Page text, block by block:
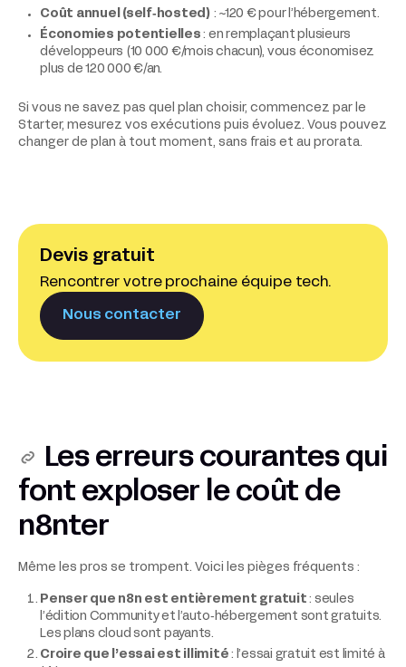
Coût annuel (self‑hosted) : ~120 € pour l’hébergement.
Économies potentielles : en remplaçant plusieurs
développeurs (10 000 €/mois chacun), vous économisez
plus de 120 000 €/an.
Si vous ne savez pas quel plan choisir, commencez par le
Starter, mesurez vos exécutions puis évoluez. Vous pouvez
changer de plan à tout moment, sans frais et au prorata.
Devis gratuit
Rencontrer votre prochaine équipe tech.
Nous contacter
Les erreurs courantes qui
font exploser le coût de
n8nter
Même les pros se trompent. Voici les pièges fréquents :
Penser que n8n est entièrement gratuit : seules
l’édition Community et l’auto‑hébergement sont gratuits.
Les plans cloud sont payants.
Croire que l’essai est illimité : l’essai gratuit est limité à